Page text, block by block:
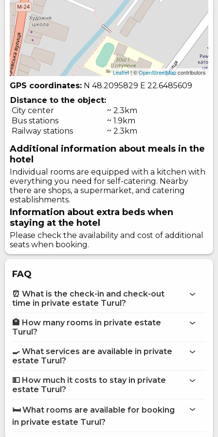
Leaflet| ©OpenStreetMapcontributors
GPS coordinates: N 48.2095829 E 22.6485609
Distance to the object:
City center
~ 2.3km
Bus stations
~ 1.9km
Railway stations
~ 2.3km
Additional information about meals in the
hotel
Individual rooms are equipped with a kitchen with
everything you need for self-catering. Nearby
there are shops, a supermarket, and catering
establishments.
Information about extra beds when
staying at the hotel
Please check the availability and cost of additional
seats when booking.
FAQ
⏰ What is the check-in and check-out
time in private estate Turul?
More information about Private estate Turul
🏨 How many rooms in private estate
Turul?
🍳 What services are available in private
estate Turul?
Internet
Room service
Sauna
Barbecue Accessories
💵 How much it costs to stay in private
estate Turul?
🛏️ What rooms are available for booking
in private estate Turul?